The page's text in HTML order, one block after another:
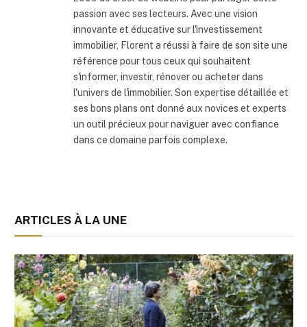
passion avec ses lecteurs. Avec une vision
innovante et éducative sur l'investissement
immobilier, Florent a réussi à faire de son site une
référence pour tous ceux qui souhaitent
s'informer, investir, rénover ou acheter dans
l'univers de l'immobilier. Son expertise détaillée et
ses bons plans ont donné aux novices et experts
un outil précieux pour naviguer avec confiance
dans ce domaine parfois complexe.
ARTICLES À LA UNE